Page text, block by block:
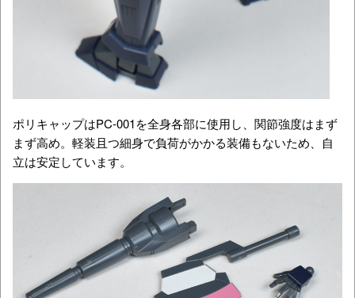
ポリキャップはPC-001を全身各部に使用し、関節強度はまず
まず高め。軽装且つ細身で負荷がかかる装備もないため、自
立は安定しています。